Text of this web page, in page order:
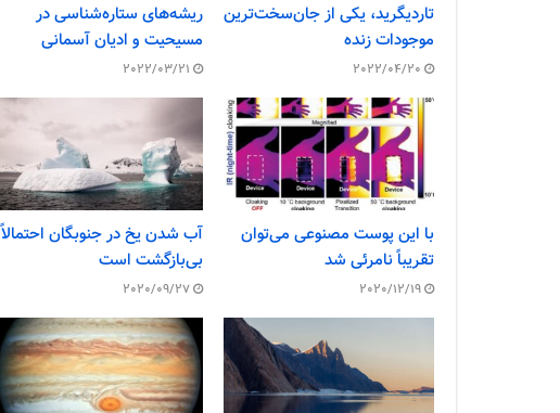
تاردیگرید، یکی از جان‌سخت‌ترین
موجودات زنده
2022/04/20
ریشه‌های ستاره‌شناسی در
مسیحیت و ادیان آسمانی
2022/03/21
با این پوست مصنوعی می‌توان
تقریباً نامرئی شد
2020/12/19
آب شدن یخ در جنوبگان احتمالاً
بی‌بازگشت است
2020/09/27